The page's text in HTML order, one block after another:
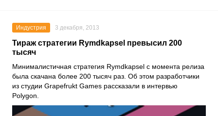
Индустрия 3 декабря, 2013
Тираж стратегии Rymdkapsel превысил 200
тысяч
Минималистичная стратегия Rymdkapsel с момента релиза
была скачана более 200 тысяч раз. Об этом разработчики
из студии Grapefrukt Games рассказали в интервью
Polygon.